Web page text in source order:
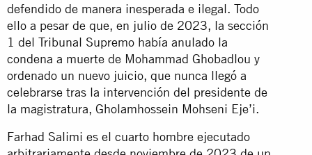
defendido de manera inesperada e ilegal. Todo
ello a pesar de que, en julio de 2023, la sección
1 del Tribunal Supremo había anulado la
condena a muerte de Mohammad Ghobadlou y
ordenado un nuevo juicio, que nunca llegó a
celebrarse tras la intervención del presidente de
la magistratura, Gholamhossein Mohseni Eje’i.
Farhad Salimi es el cuarto hombre ejecutado